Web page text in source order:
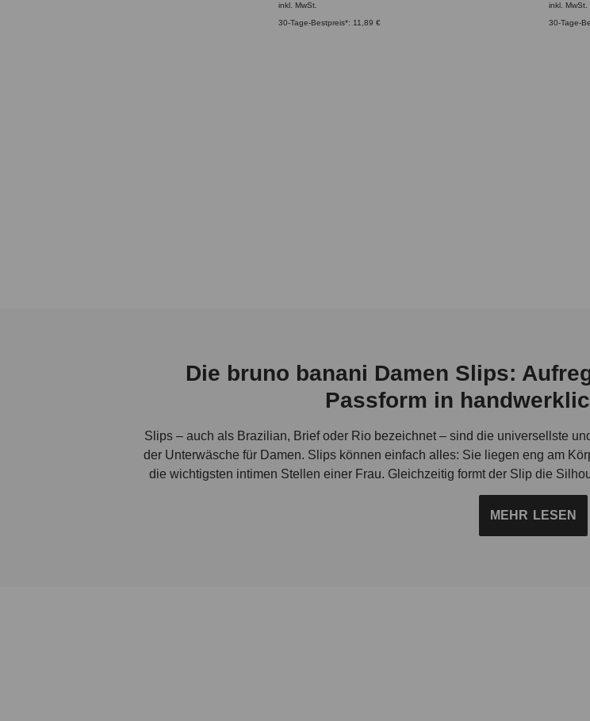
inkl. MwSt.
30-Tage-Bestpreis*: 11,89 €
inkl. MwSt.
30-Tage-
Die bruno banani Damen Slips:
Passform in
Slips – auch als Brazilian, Brief oder Rio bezeichnet – sind die universellste
der Unterwäsche für Damen. Slips können einfach alles: Sie liegen eng am
die wichtigsten intimen Stellen einer Frau. Gleichzeitig formt der Slip die
längere Beine, ohne den sicheren Tragekomfort zu beeinträchtigen. Durch
in allen Lebenssituationen universell einsetzbar. Entsprechend groß ist die
MEHR LESEN